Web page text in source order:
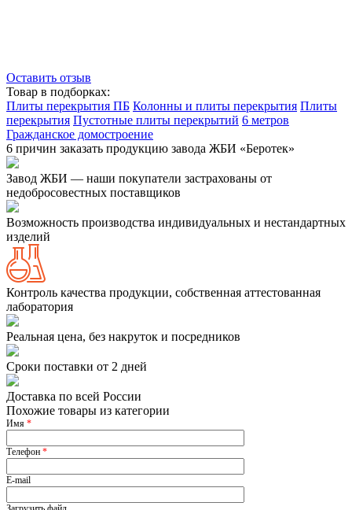
Оставить отзыв
Товар в подборках:
Плиты перекрытия ПБ Колонны и плиты перекрытия Плиты
перекрытия Пустотные плиты перекрытий 6 метров
Гражданское домостроение
6 причин заказать продукцию завода ЖБИ «Беротек»
Завод ЖБИ — наши покупатели застрахованы от
недобросовестных поставщиков
Возможность производства индивидуальных и нестандартных
изделий
Контроль качества продукции, собственная аттестованная
лаборатория
Реальная цена, без накруток и посредников
Сроки поставки от 2 дней
Доставка по всей России
Похожие товары из категории
Имя *
Телефон *
E-mail